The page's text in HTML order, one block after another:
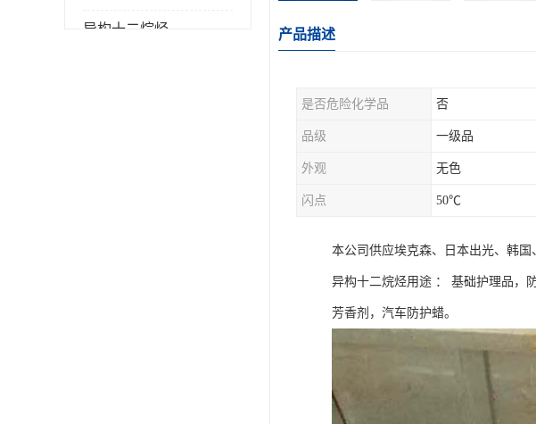
异构十二烷烃 产品描述
是否危险化学品 否
品级 一级品
外观 无色
闪点 50℃
本公司供应埃克森、日本出光、韩国
异构十二烷烃用途 ： 基础护理品，
芳香剂，汽车防护蜡。